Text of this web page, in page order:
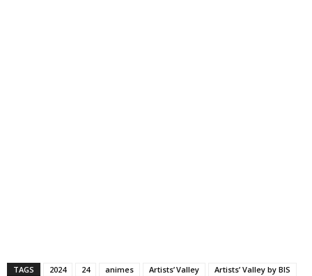
TAGS 2024 24 animes Artists’ Valley
Artists’ Valley by BIS